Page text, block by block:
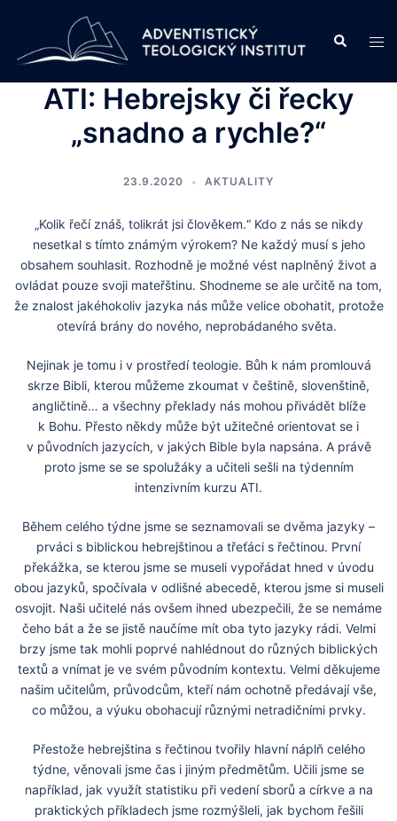
content
Search
ATI: Hebrejsky či řecky
„snadno a rychle?“
23.9.2020 AKTUALITY
„Kolik řečí znáš, tolikrát jsi člověkem.“ Kdo z nás se nikdy
nesetkal s tímto známým výrokem? Ne každý musí s jeho
obsahem souhlasit. Rozhodně je možné vést naplněný život a
ovládat pouze svoji mateřštinu. Shodneme se ale určitě na tom,
že znalost jakéhokoliv jazyka nás může velice obohatit, protože
otevírá brány do nového, neprobádaného světa.
Nejinak je tomu i v prostředí teologie. Bůh k nám promlouvá
skrze Bibli, kterou můžeme zkoumat v češtině, slovenštině,
angličtině… a všechny překlady nás mohou přivádět blíže
k Bohu. Přesto někdy může být užitečné orientovat se i
v původních jazycích, v jakých Bible byla napsána. A právě
proto jsme se se spolužáky a učiteli sešli na týdenním
intenzivním kurzu ATI.
Během celého týdne jsme se seznamovali se dvěma jazyky –
prváci s biblickou hebrejštinou a třeťáci s řečtinou. První
překážka, se kterou jsme se museli vypořádat hned v úvodu
obou jazyků, spočívala v odlišné abecedě, kterou jsme si museli
osvojit. Naši učitelé nás ovšem ihned ubezpečili, že se nemáme
čeho bát a že se jistě naučíme mít oba tyto jazyky rádi. Velmi
brzy jsme tak mohli poprvé nahlédnout do různých biblických
textů a vnímat je ve svém původním kontextu. Velmi děkujeme
našim učitelům, průvodcům, kteří nám ochotně předávají vše,
co můžou, a výuku obohacují různými netradičními prvky.
Přestože hebrejština s řečtinou tvořily hlavní náplň celého
týdne, věnovali jsme čas i jiným předmětům. Učili jsme se
například, jak využít statistiku při vedení sborů a církve a na
praktických příkladech jsme rozmýšleli, jak bychom řešili